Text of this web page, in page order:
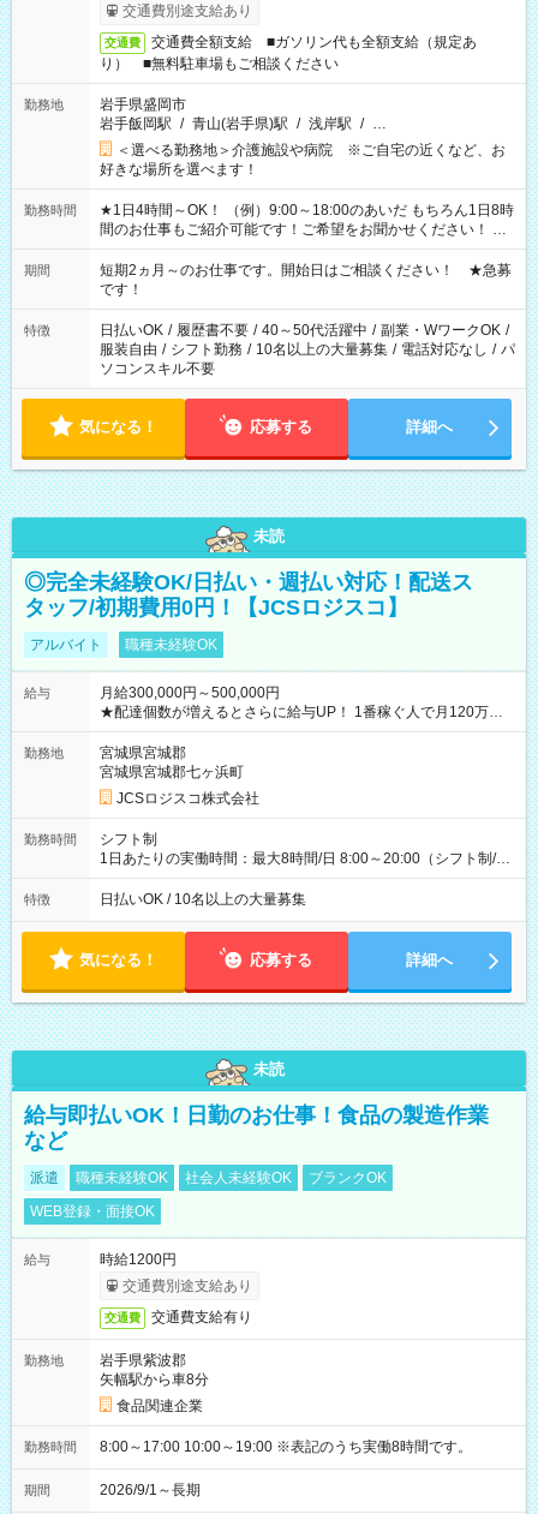
交通費別途支給あり
交通費
交通費全額支給 ■ガソリン代も全額支給（規定あ
り） ■無料駐車場もご相談ください
勤務地
岩手県盛岡市
岩手飯岡駅 / 青山(岩手県)駅 / 浅岸駅 / …
＜選べる勤務地＞介護施設や病院 ※ご自宅の近くなど、お
好きな場所を選べます！
勤務時間
★1日4時間～OK！ （例）9:00～18:00のあいだ もちろん1日8時
間のお仕事もご紹介可能です！ご希望をお聞かせください！ ★
家庭の都合でお休みが必要な場合も遠慮なくご相談ください。
※週最低15時間以上の勤務が必要です
期間
短期2ヵ月～のお仕事です。開始日はご相談ください！ ★急募
です！
特徴 日払いOK / 履歴書不要 / 40～50代活躍中 / 副業・WワークOK /
服装自由 / シフト勤務 / 10名以上の大量募集 / 電話対応なし / パ
ソコンスキル不要
気になる！ 応募する 詳細へ
未読
◎完全未経験OK/日払い・週払い対応！配送ス
タッフ/初期費用0円！【JCSロジスコ】
アルバイト 職種未経験OK
給与
月給300,000円～500,000円
★配達個数が増えるとさらに給与UP！ 1番稼ぐ人で月120万ほ
ど！ ・主要都市エリア 月収55万円／週5日稼働 月収65万~112
万円／週6日稼働 ・地方郊外エリア 月収40万円／週5日稼働 月
収40万円~50万円／週6日稼働 ＜モデルイメージ＞ ■月収50万
円 (27歳男性/江東区在住)※元建築関係 1日150個配達×25日勤務
(日休み) ■月収80万円(43歳男性/墨田区在住)※元営業 1日200個
勤務地
宮城県宮城郡
宮城県宮城郡七ヶ浜町
JCSロジスコ株式会社
勤務時間
シフト制
1日あたりの実働時間：最大8時間/日 8:00～20:00（シフト制/実
働8時間） ※週5日勤務（場所次第では週4も有り） ※配達状況
によって時間外での勤務可能性有り ※案件により多少の前後あ
特徴 日払いOK / 10名以上の大量募集
気になる！ 応募する 詳細へ
未読
給与即払いOK！日勤のお仕事！食品の製造作業
など
派遣 職種未経験OK 社会人未経験OK
ブランクOK
WEB登録・面接OK
給与
時給1200円
交通費別途支給あり
交通費 交通費支給有り
勤務地
岩手県紫波郡
矢幅駅から車8分
食品関連企業
勤務時間 8:00～17:00 10:00～19:00 ※表記のうち実働8時間です。
期間 2026/9/1～長期